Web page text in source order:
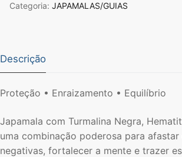
Turmalina
e
44cm
Categoria: JAPAMALAS/GUIAS
Descrição
Proteção • Enraizamento • Equilíbrio
Japamala com Turmalina Negra,
uma combinação poderosa para afastar
negativas, fortalecer a mente e trazer